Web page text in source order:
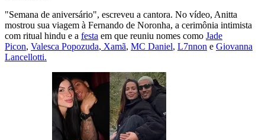
"Semana de aniversário", escreveu a cantora. No vídeo, Anitta
mostrou sua viagem à Fernando de Noronha, a cerimônia intimista
com ritual hindu e a festa em que reuniu nomes como Jade
Picon, Valesca Popozuda, Xamã, MC Daniel, L7nnon e Giovanna
Lancellotti.